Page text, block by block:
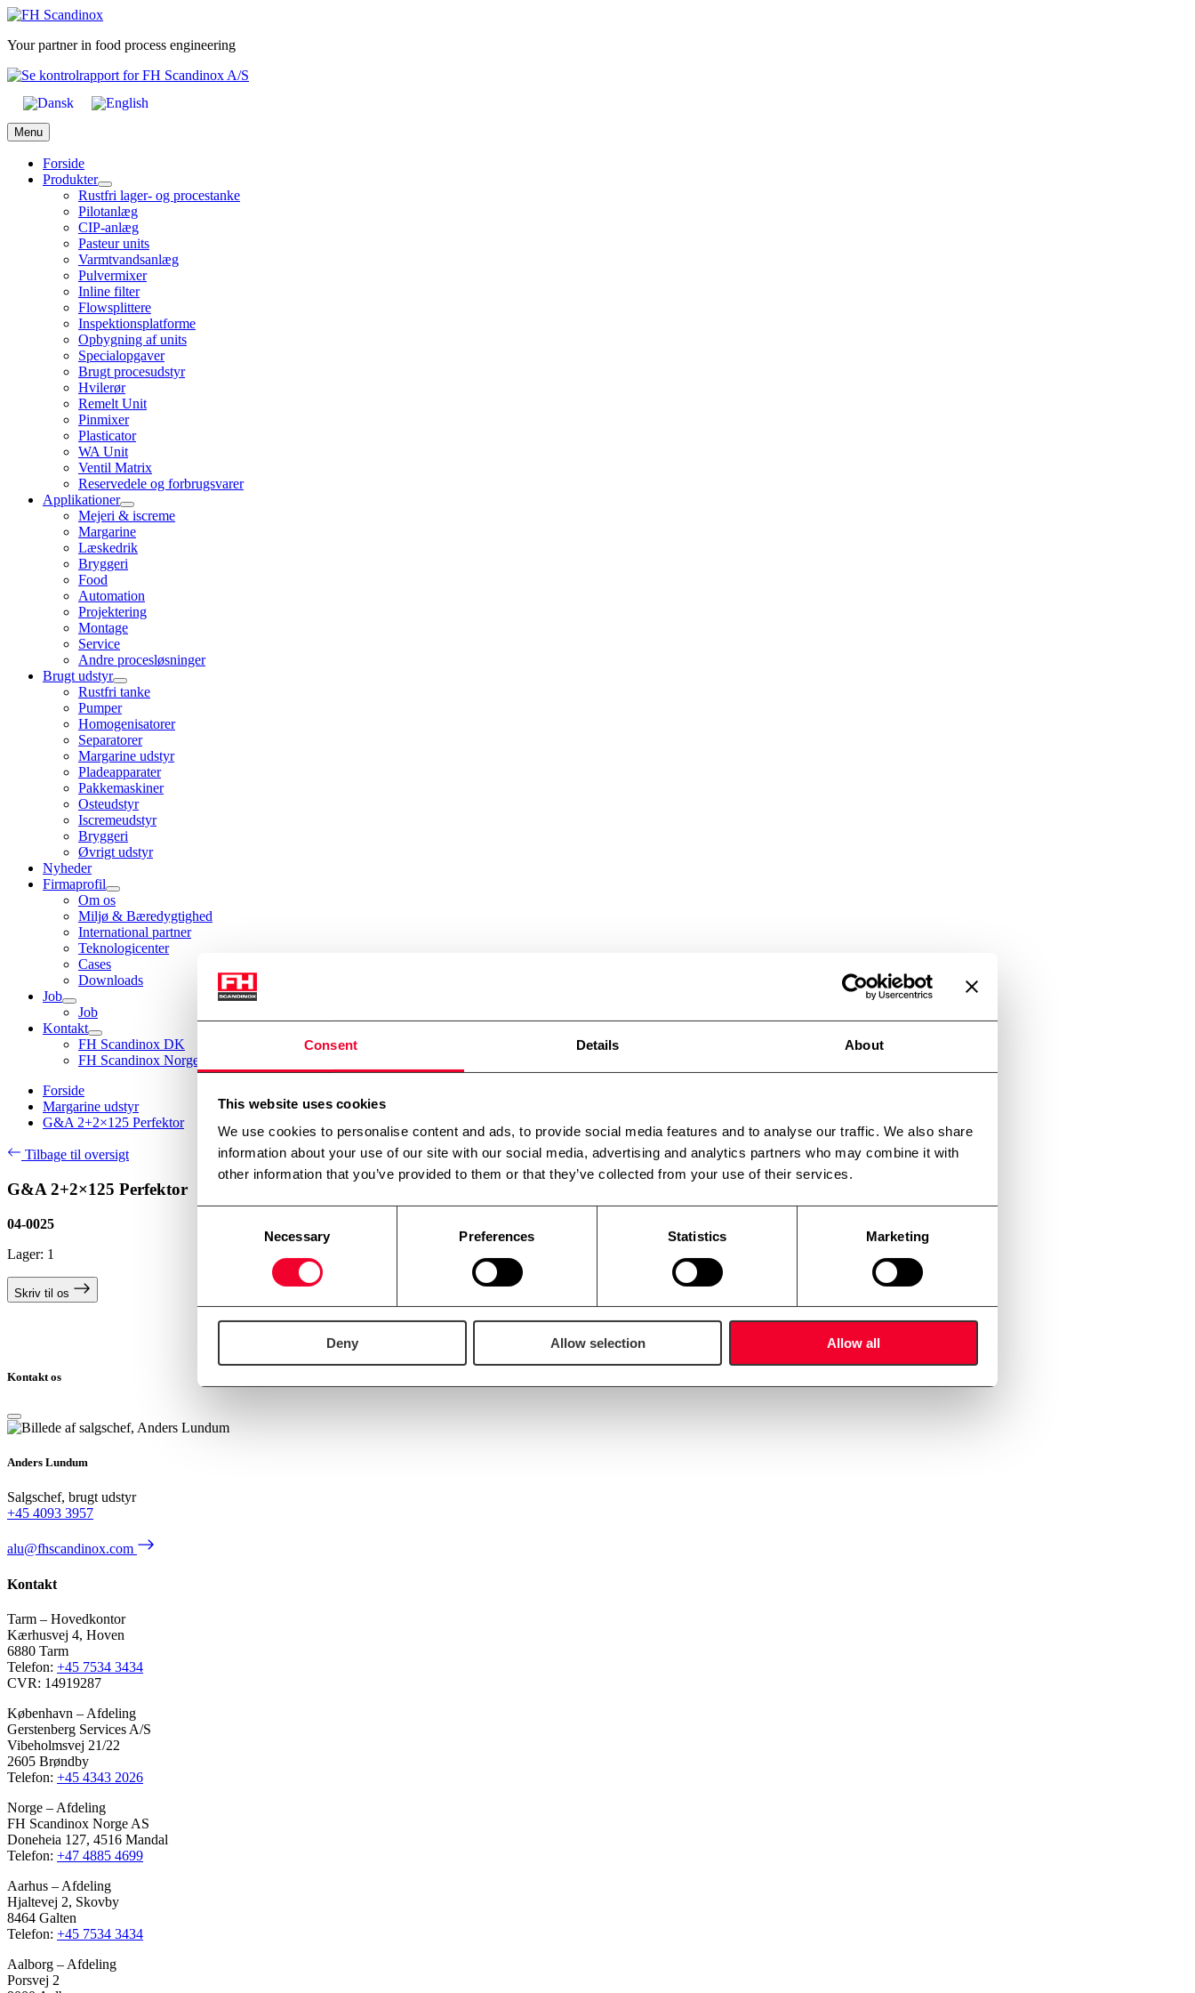
Consent Details About
This website uses cookies
We use cookies to personalise content and ads, to provide social media features and to analyse our traffic. We also share
information about your use of our site with our social media, advertising and analytics partners who may combine it with
other information that you’ve provided to them or that they’ve collected from your use of their services.
Necessary Preferences Statistics Marketing
Deny Allow selection Allow all
Skip
content
Your partner in food process engineering
Menu
Forside
Produkter
Rustfri lager- og procestanke
Pilotanlæg
CIP-anlæg
Pasteur units
Varmtvandsanlæg
Pulvermixer
Inline filter
Flowsplittere
Inspektionsplatforme
Opbygning af units
Specialopgaver
Brugt procesudstyr
Hvilerør
Remelt Unit
Pinmixer
Plasticator
WA Unit
Ventil Matrix
Reservedele og forbrugsvarer
Applikationer
Mejeri & iscreme
Margarine
Læskedrik
Bryggeri
Food
Automation
Projektering
Montage
Service
Andre procesløsninger
Brugt udstyr
Rustfri tanke
Pumper
Homogenisatorer
Separatorer
Margarine udstyr
Pladeapparater
Pakkemaskiner
Osteudstyr
Iscremeudstyr
Bryggeri
Øvrigt udstyr
Nyheder
Firmaprofil
Om os
Miljø & Bæredygtighed
International partner
Teknologicenter
Cases
Downloads
Job
Job
Kontakt
FH Scandinox DK
FH Scandinox Norge
Forside
Margarine udstyr
G&A 2+2×125 Perfektor
Tilbage til oversigt
G&A 2+2×125 Perfektor
04-0025
Lager: 1
Skriv til os
Kontakt os
Anders Lundum
Salgschef, brugt udstyr
+45 4093 3957
alu@fhscandinox.com
Kontakt
Tarm – Hovedkontor
Kærhusvej 4, Hoven
6880 Tarm
Telefon: +45 7534 3434
CVR: 14919287
København – Afdeling
Gerstenberg Services A/S
Vibeholmsvej 21/22
2605 Brøndby
Telefon: +45 4343 2026
Norge – Afdeling
FH Scandinox Norge AS
Doneheia 127, 4516 Mandal
Telefon: +47 4885 4699
Aarhus – Afdeling
Hjaltevej 2, Skovby
8464 Galten
Telefon: +45 7534 3434
Aalborg – Afdeling
Porsvej 2